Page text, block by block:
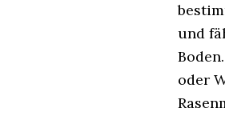
und
oder